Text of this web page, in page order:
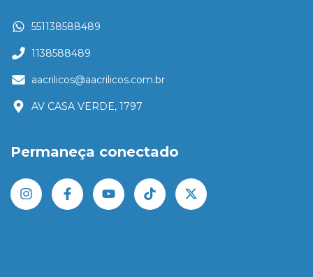
551138588489
1138588489
aacrilicos@aacrilicos.com.br
AV CASA VERDE, 1797
Permaneça conectado